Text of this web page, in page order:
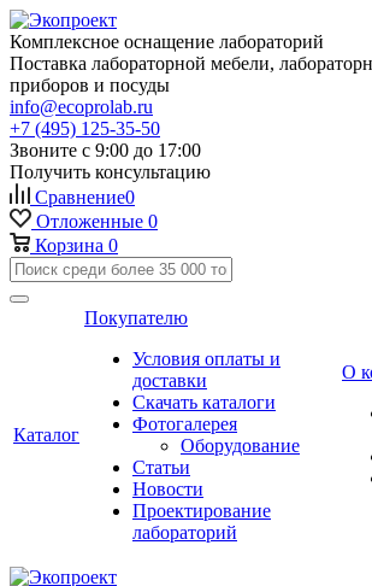
Комплексное оснащение лабораторий
Поставка лабораторной мебели,
приборов и посуды
info@ecoprolab.ru
+7 (495) 125-35-50
Звоните с 9:00 до 17:00
Получить консультацию
Сравнение0
Отложенные 0
Корзина 0
Каталог
Покупателю
Условия оплаты и
доставки
Скачать каталоги
Фотогалерея
Оборудование
Статьи
Новости
Проектирование
лабораторий
О